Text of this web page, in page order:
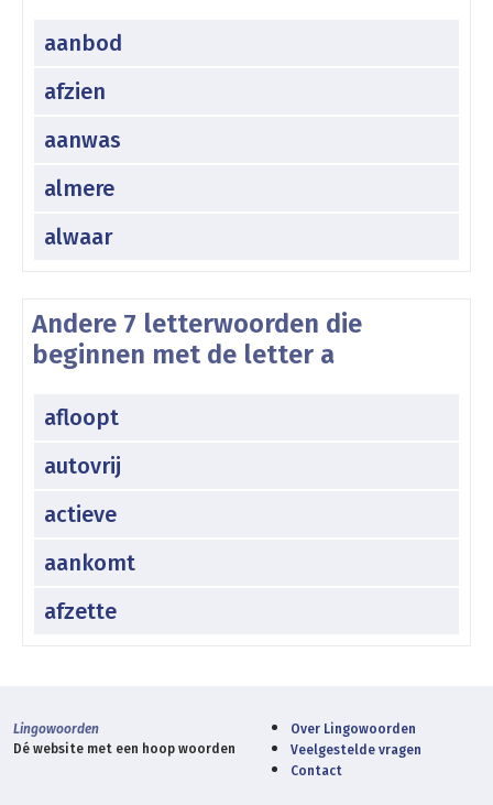
aanbod
afzien
aanwas
almere
alwaar
Andere 7 letterwoorden die
beginnen met de letter a
afloopt
autovrij
actieve
aankomt
afzette
Lingowoorden
Dé website met een hoop woorden
Over Lingowoorden
Veelgestelde vragen
Contact